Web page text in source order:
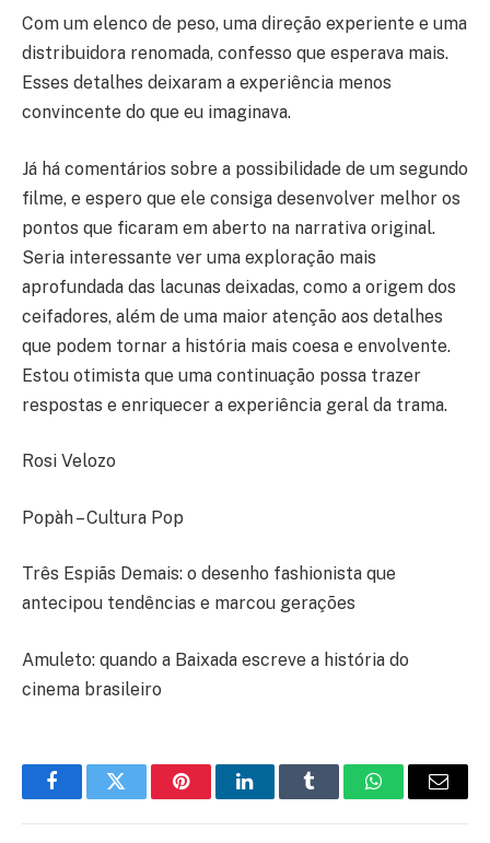
Com um elenco de peso, uma direção experiente e uma
distribuidora renomada, confesso que esperava mais.
Esses detalhes deixaram a experiência menos
convincente do que eu imaginava.
Já há comentários sobre a possibilidade de um segundo
filme, e espero que ele consiga desenvolver melhor os
pontos que ficaram em aberto na narrativa original.
Seria interessante ver uma exploração mais
aprofundada das lacunas deixadas, como a origem dos
ceifadores, além de uma maior atenção aos detalhes
que podem tornar a história mais coesa e envolvente.
Estou otimista que uma continuação possa trazer
respostas e enriquecer a experiência geral da trama.
Rosi Velozo
Popàh – Cultura Pop
Três Espiãs Demais: o desenho fashionista que
antecipou tendências e marcou gerações
Amuleto: quando a Baixada escreve a história do
cinema brasileiro
FacebookTwitter PinterestLinkedInTumblr WhatsApp
E-